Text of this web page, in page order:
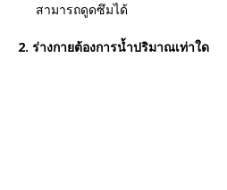
สามารถดูดซึมได้
2. ร่างกายต้องการน้ำปริมาณเท่าใด